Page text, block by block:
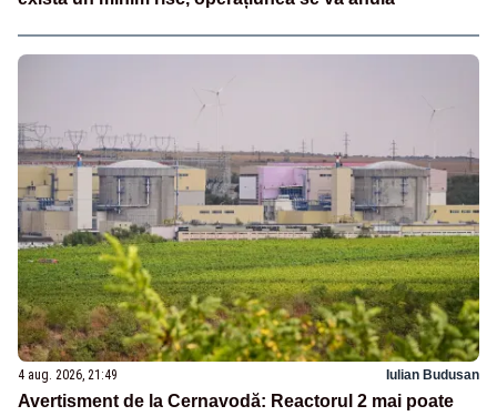
4 aug. 2026, 21:49 Iulian Budusan
Avertisment de la Cernavodă: Reactorul 2 mai poate